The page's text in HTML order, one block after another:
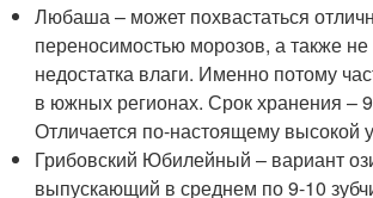
Любаша – может похвастаться
переносимостью морозов, а также не
недостатка влаги. Именно потому
в южных регионах. Срок хранения –
Отличается по-настоящему высокой
Грибовский Юбилейный – вариант
выпускающий в среднем по 9-10